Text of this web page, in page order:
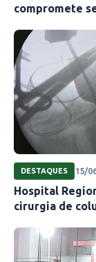
compromete
DESTAQUES 15/
Hospital
cirurgia de